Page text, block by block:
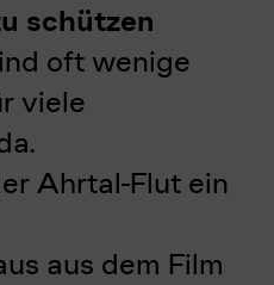
schützen
oft wenige
viele
Ahrtal-Flut ein
aus dem Film